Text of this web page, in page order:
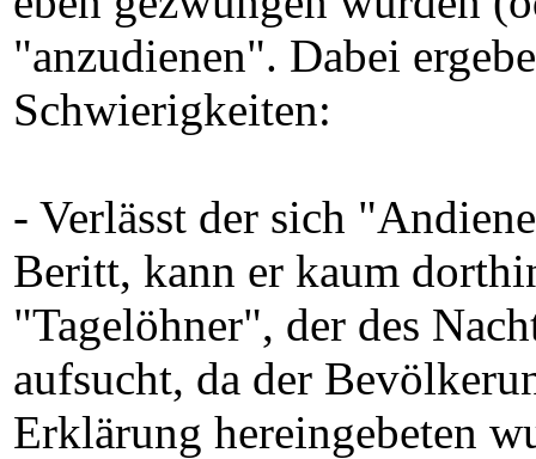
"anzudienen". Dabei
Schwierigkeiten:
- Verlässt der sich
Beritt, kann er kaum
"Tagelöhner", der des
aufsucht, da der
Erklärung hereingebeten